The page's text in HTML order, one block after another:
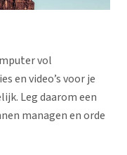
vol
en video’s voor je
Leg daarom een
managen en orde